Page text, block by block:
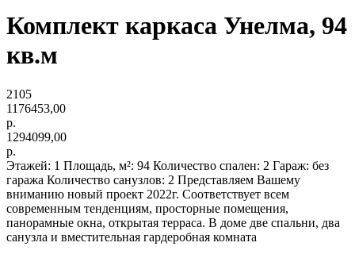
Комплект каркаса Унелма, 94
кв.м
2105
1176453,00
р.
1294099,00
р.
Этажей: 1 Площадь, м²: 94 Количество спален: 2 Гараж: без
гаража Количество санузлов: 2 Представляем Вашему
вниманию новый проект 2022г. Соответствует всем
современным тенденциям, просторные помещения,
панорамные окна, открытая терраса. В доме две спальни, два
санузла и вместительная гардеробная комната